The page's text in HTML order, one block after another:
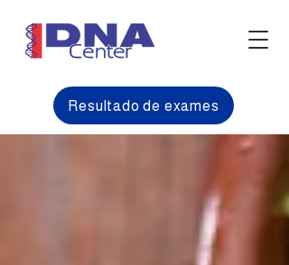
Resultado de exames